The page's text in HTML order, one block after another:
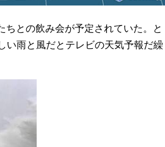
との飲み会が予定されていた。と
い雨と風だとテレビの天気予報だ繰